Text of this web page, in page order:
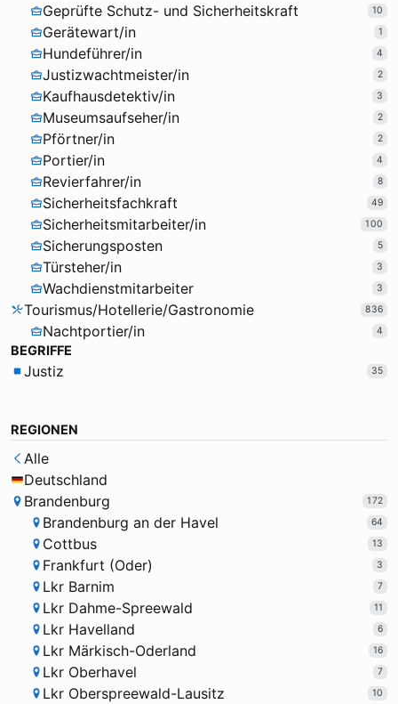
Geprüfte Schutz- und Sicherheitskraft 10
Gerätewart/in 1
Hundeführer/in 4
Justizwachtmeister/in 2
Kaufhausdetektiv/in 3
Museumsaufseher/in 2
Pförtner/in 2
Portier/in 4
Revierfahrer/in 8
Sicherheitsfachkraft 49
Sicherheitsmitarbeiter/in 100
Sicherungsposten 5
Türsteher/in 3
Wachdienstmitarbeiter 3
Tourismus/Hotellerie/Gastronomie 836
Nachtportier/in 4
BEGRIFFE
Justiz 35
REGIONEN
Alle
Deutschland
Brandenburg
172
Brandenburg an der Havel 64
Cottbus 13
Frankfurt (Oder) 3
Lkr Barnim 7
Lkr Dahme-Spreewald 11
Lkr Havelland 6
Lkr Märkisch-Oderland 16
Lkr Oberhavel 7
Lkr Oberspreewald-Lausitz 10